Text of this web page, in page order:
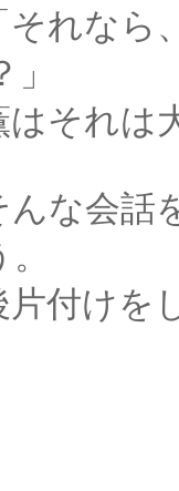
度一
歓迎
なが
、風